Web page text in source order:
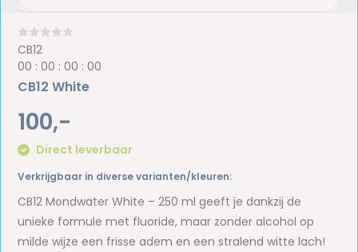
CB12
00 :00 :00 :00
CB12 White
100,-
Direct leverbaar
Verkrijgbaar in diverse varianten/kleuren:
CB12 Mondwater White – 250 ml geeft je dankzij de
unieke formule met fluoride, maar zonder alcohol op
milde wijze een frisse adem en een stralend witte lach!